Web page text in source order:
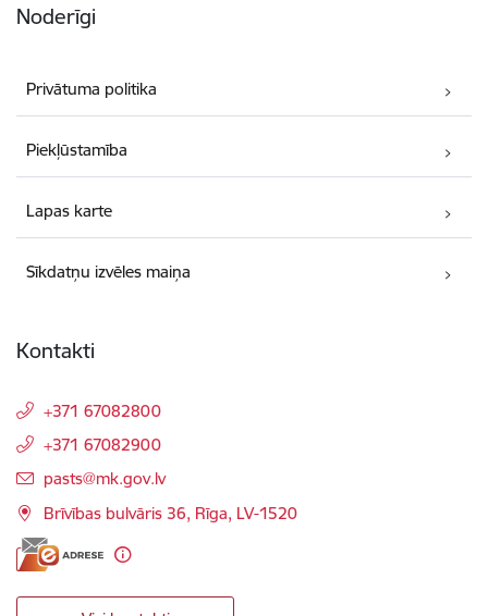
Noderīgi
Privātuma politika
Piekļūstamība
Lapas karte
Sīkdatņu izvēles maiņa
Kontakti
+371 67082800
+371 67082900
E-pasts:
pasts@mk.gov.lv
Brīvības bulvāris 36, Rīga, LV-1520